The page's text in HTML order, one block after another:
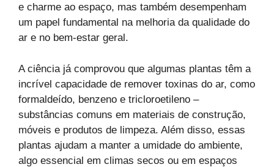
e charme ao espaço, mas também desempenham
um papel fundamental na melhoria da qualidade do
ar e no bem-estar geral.
A ciência já comprovou que algumas plantas têm a
incrível capacidade de remover toxinas do ar, como
formaldeído, benzeno e tricloroetileno –
substâncias comuns em materiais de construção,
móveis e produtos de limpeza. Além disso, essas
plantas ajudam a manter a umidade do ambiente,
algo essencial em climas secos ou em espaços